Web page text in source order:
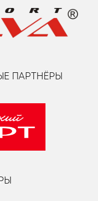
ПАРТНЁРЫ